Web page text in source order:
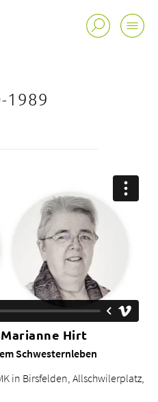
1989
Hirt
Schwesternleben
in Birsfelden, Allschwilerplatz,